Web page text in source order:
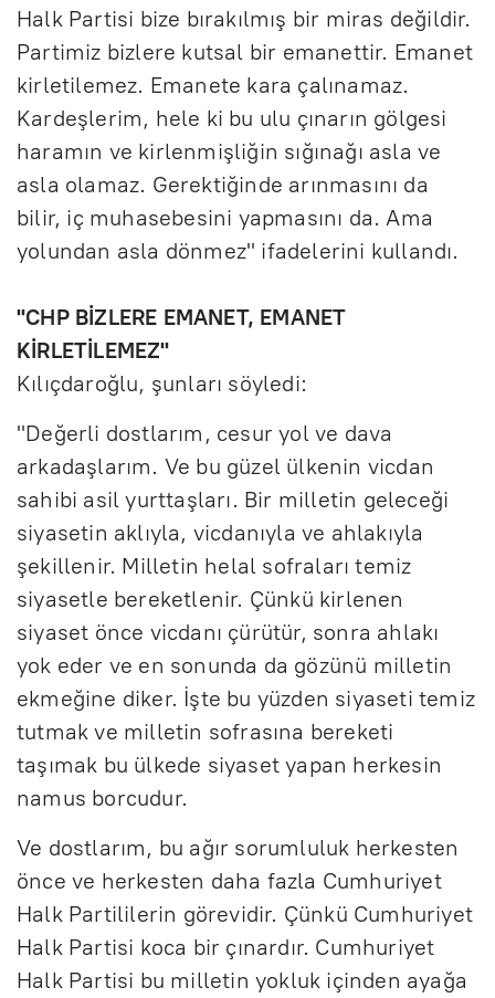
Halk Partisi bize bırakılmış bir miras değildir.
Partimiz bizlere kutsal bir emanettir. Emanet
kirletilemez. Emanete kara çalınamaz.
Kardeşlerim, hele ki bu ulu çınarın gölgesi
haramın ve kirlenmişliğin sığınağı asla ve
asla olamaz. Gerektiğinde arınmasını da
bilir, iç muhasebesini yapmasını da. Ama
yolundan asla dönmez" ifadelerini kullandı.
"CHP BİZLERE EMANET, EMANET
KİRLETİLEMEZ"
Kılıçdaroğlu, şunları söyledi:
"Değerli dostlarım, cesur yol ve dava
arkadaşlarım. Ve bu güzel ülkenin vicdan
sahibi asil yurttaşları. Bir milletin geleceği
siyasetin aklıyla, vicdanıyla ve ahlakıyla
şekillenir. Milletin helal sofraları temiz
siyasetle bereketlenir. Çünkü kirlenen
siyaset önce vicdanı çürütür, sonra ahlakı
yok eder ve en sonunda da gözünü milletin
ekmeğine diker. İşte bu yüzden siyaseti temiz
tutmak ve milletin sofrasına bereketi
taşımak bu ülkede siyaset yapan herkesin
namus borcudur.
Ve dostlarım, bu ağır sorumluluk herkesten
önce ve herkesten daha fazla Cumhuriyet
Halk Partililerin görevidir. Çünkü Cumhuriyet
Halk Partisi koca bir çınardır. Cumhuriyet
Halk Partisi bu milletin yokluk içinden ayağa